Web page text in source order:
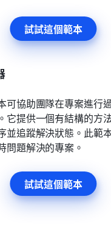
試試這個範本
可協助團隊在專案進行
它提供一個有結構的方
並追蹤解決狀態。此範
問題解決的專案。
試試這個範本